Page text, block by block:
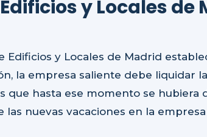
y Locales de
Edificios y Locales de Madrid
la empresa saliente debe liquidar
que hasta ese momento se hubiera
las nuevas vacaciones en la